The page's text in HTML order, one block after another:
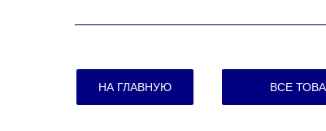
НА ГЛАВНУЮ ВСЕ